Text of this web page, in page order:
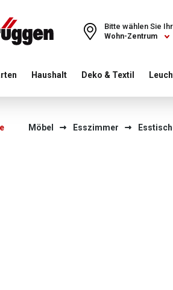
country or region to see content for
Wohn-Zentrum
Bitte wählen Sie Ihr
Haushalt Deko & Textil
Möbel Esszimmer